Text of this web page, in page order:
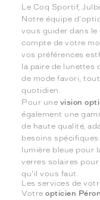
Le Coq Sportif,
Notre équipe
vous guider dans le
compte de votre
vos préférences
la paire de lunettes
de mode favori,
quotidien.
Pour une vision
également une
de haute qualité,
besoins
lumière bleue pour
verres solaires
qu'il vous faut.
Les services de
Votreopticien